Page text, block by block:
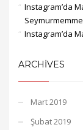
Instagram’da
Instagram’da
ARCHIVES
Mart 2019
Şubat 2019